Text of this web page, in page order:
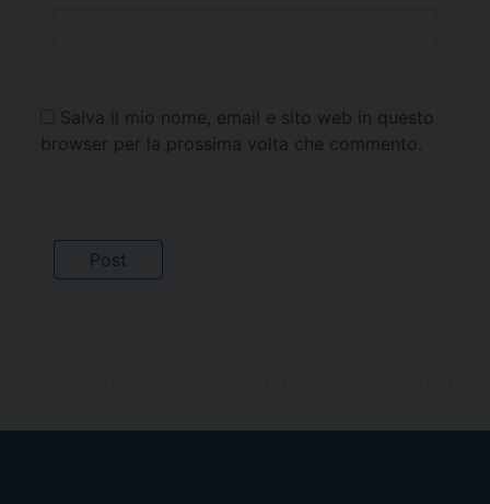
Salva il mio nome, email e sito web in questo
browser per la prossima volta che commento.